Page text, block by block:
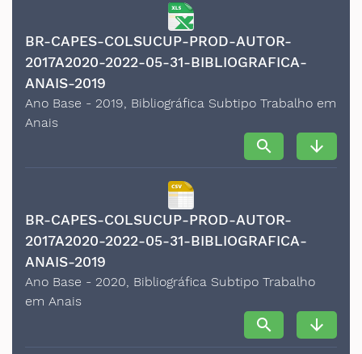
BR-CAPES-COLSUCUP-PROD-AUTOR-
2017A2020-2022-05-31-BIBLIOGRAFICA-
ANAIS-2019
Ano Base - 2019, Bibliográfica Subtipo Trabalho em
Anais
search arrow_downward
BR-CAPES-COLSUCUP-PROD-AUTOR-
2017A2020-2022-05-31-BIBLIOGRAFICA-
ANAIS-2019
Ano Base - 2020, Bibliográfica Subtipo Trabalho
em Anais
search arrow_downward